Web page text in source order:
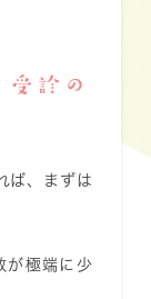
診の
ば、まずは
が極端に少